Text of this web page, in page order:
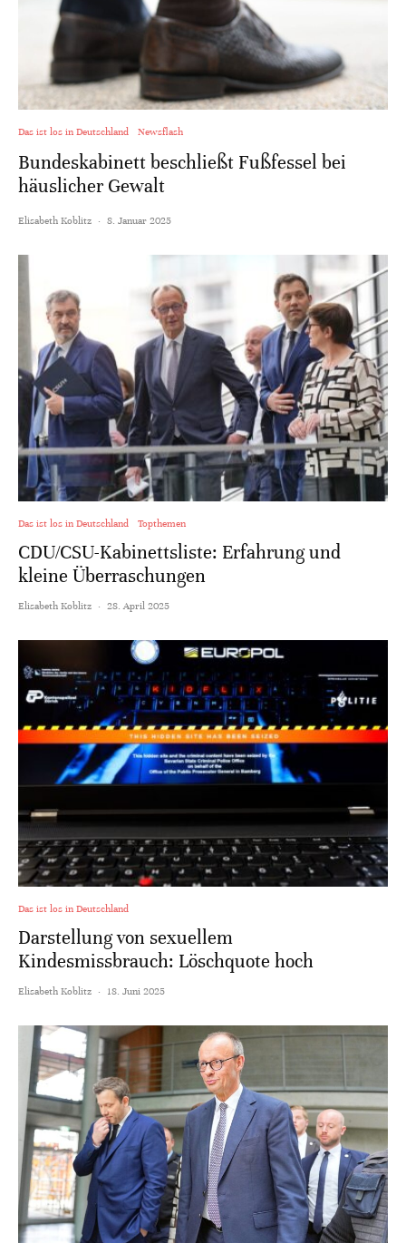
Das ist los in Deutschland Newsflash
Bundeskabinett beschließt Fußfessel bei
häuslicher Gewalt
Elisabeth Koblitz · 8. Januar 2025
Das ist los in Deutschland Topthemen
CDU/CSU-Kabinettsliste: Erfahrung und
kleine Überraschungen
Elisabeth Koblitz · 28. April 2025
Das ist los in Deutschland
Darstellung von sexuellem
Kindesmissbrauch: Löschquote hoch
Elisabeth Koblitz · 18. Juni 2025